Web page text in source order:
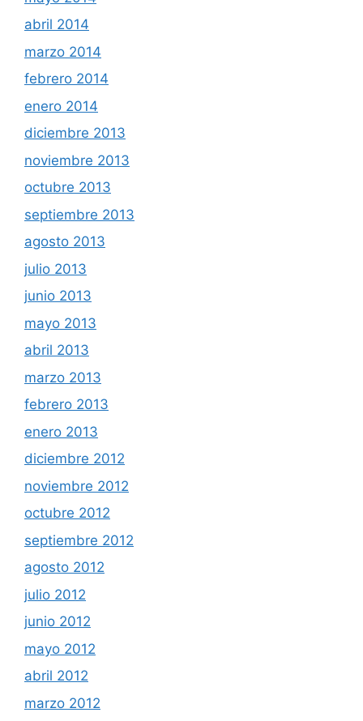
abril 2014
marzo 2014
febrero 2014
enero 2014
diciembre 2013
noviembre 2013
octubre 2013
septiembre 2013
agosto 2013
julio 2013
junio 2013
mayo 2013
abril 2013
marzo 2013
febrero 2013
enero 2013
diciembre 2012
noviembre 2012
octubre 2012
septiembre 2012
agosto 2012
julio 2012
junio 2012
mayo 2012
abril 2012
marzo 2012